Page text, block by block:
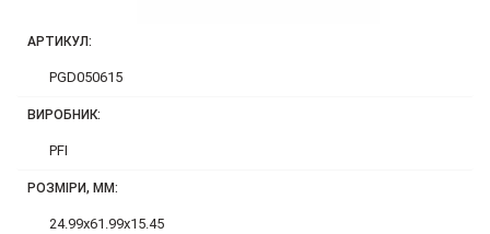
АРТИКУЛ:
PGD050615
ВИРОБНИК:
PFI
РОЗМІРИ, ММ:
24.99x61.99x15.45